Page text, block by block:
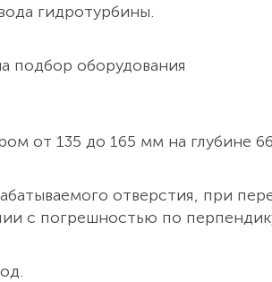
гидротурбины.
подбор оборудования
от 135 до 165 мм на глубине
отверстия, при
с погрешностью по